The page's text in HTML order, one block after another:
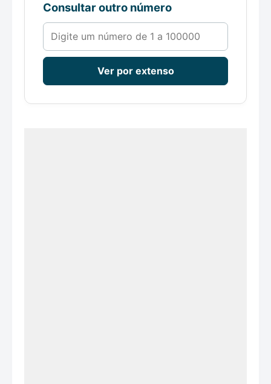
Consultar outro número
Número de 1 a 100000
Ver por extenso